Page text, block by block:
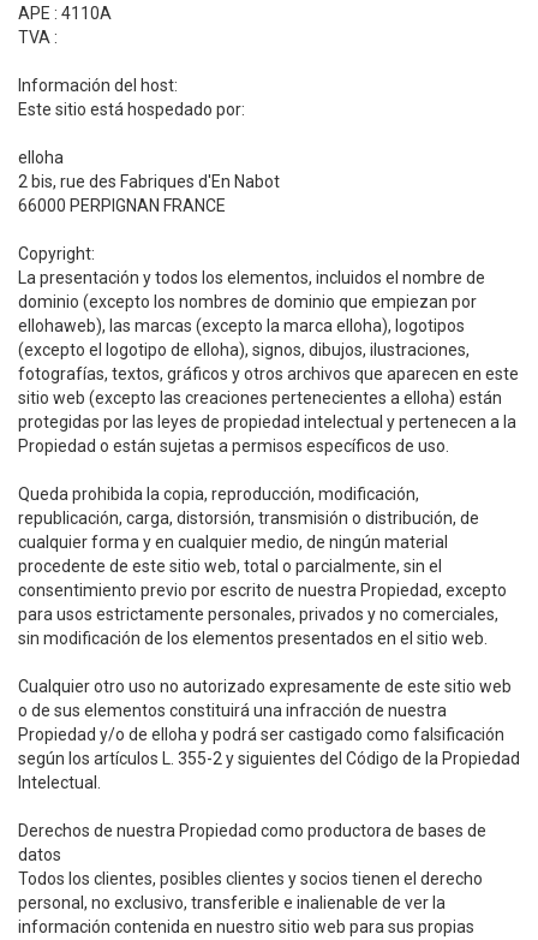
APE : 4110A
TVA :
Información del host:
Este sitio está hospedado por:
elloha
2 bis, rue des Fabriques d'En Nabot
66000 PERPIGNAN FRANCE
Copyright:
La presentación y todos los elementos, incluidos el nombre de
dominio (excepto los nombres de dominio que empiezan por
ellohaweb), las marcas (excepto la marca elloha), logotipos
(excepto el logotipo de elloha), signos, dibujos, ilustraciones,
fotografías, textos, gráficos y otros archivos que aparecen en este
sitio web (excepto las creaciones pertenecientes a elloha) están
protegidas por las leyes de propiedad intelectual y pertenecen a la
Propiedad o están sujetas a permisos específicos de uso.
Queda prohibida la copia, reproducción, modificación,
republicación, carga, distorsión, transmisión o distribución, de
cualquier forma y en cualquier medio, de ningún material
procedente de este sitio web, total o parcialmente, sin el
consentimiento previo por escrito de nuestra Propiedad, excepto
para usos estrictamente personales, privados y no comerciales,
sin modificación de los elementos presentados en el sitio web.
Cualquier otro uso no autorizado expresamente de este sitio web
o de sus elementos constituirá una infracción de nuestra
Propiedad y/o de elloha y podrá ser castigado como falsificación
según los artículos L. 355-2 y siguientes del Código de la Propiedad
Intelectual.
Derechos de nuestra Propiedad como productora de bases de
datos
Todos los clientes, posibles clientes y socios tienen el derecho
personal, no exclusivo, transferible e inalienable de ver la
información contenida en nuestro sitio web para sus propias